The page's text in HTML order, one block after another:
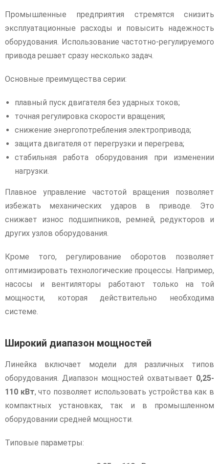
Промышленные предприятия стремятся снизить
эксплуатационные расходы и повысить надежность
оборудования. Использование частотно-регулируемого
привода решает сразу несколько задач.
Основные преимущества серии:
плавный пуск двигателя без ударных токов;
точная регулировка скорости вращения;
снижение энергопотребления электропривода;
защита двигателя от перегрузки и перегрева;
стабильная работа оборудования при изменении
нагрузки.
Плавное управление частотой вращения позволяет
избежать механических ударов в приводе. Это
снижает износ подшипников, ремней, редукторов и
других узлов оборудования.
Кроме того, регулирование оборотов позволяет
оптимизировать технологические процессы. Например,
насосы и вентиляторы работают только на той
мощности, которая действительно необходима
системе.
Широкий диапазон мощностей
Линейка включает модели для различных типов
оборудования. Диапазон мощностей охватывает 0,25-
110 кВт, что позволяет использовать устройства как в
компактных установках, так и в промышленном
оборудовании средней мощности.
Типовые параметры: